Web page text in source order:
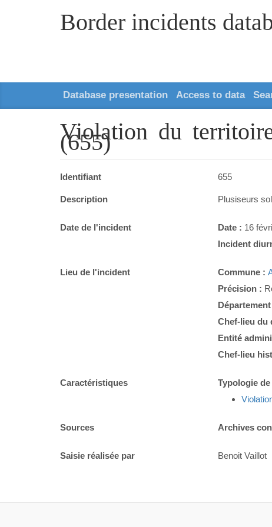
Border incidents
Database presentation Access to data
Violation du
(655)
Identifiant 655
Description Plusiseurs
Date de l'incident Date : 16
Incident
Lieu de l'incident Commune :
Précision :
Chef-lieu du
Entité
Chef-lieu
Caractéristiques
Typologie
Sources Archives
Saisie réalisée par Benoit Vaillot